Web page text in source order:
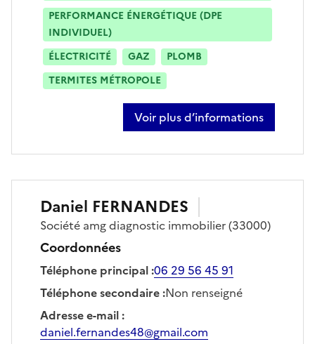
PERFORMANCE ÉNERGÉTIQUE (DPE
INDIVIDUEL)
ÉLECTRICITÉ
GAZ
PLOMB
TERMITES MÉTROPOLE
Voir plus d’informations
sur benoit prevot-leygonie
Daniel FERNANDES
Société amg diagnostic immobilier(33000)
Coordonnées
Téléphone principal:06 29 56 45 91
Téléphone secondaire:Non renseigné
Adresse e-mail:
daniel.fernandes48@gmail.com